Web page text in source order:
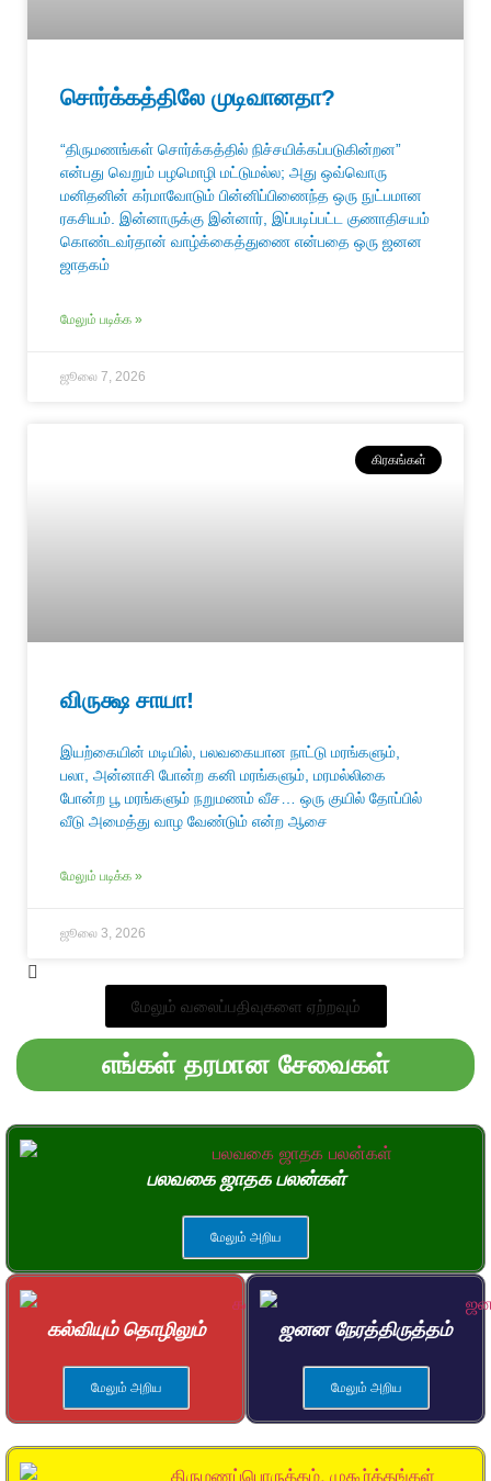
சொர்க்கத்திலே முடிவானதா?
“திருமணங்கள் சொர்க்கத்தில் நிச்சயிக்கப்படுகின்றன”
என்பது வெறும் பழமொழி மட்டுமல்ல; அது ஒவ்வொரு
மனிதனின் கர்மாவோடும் பின்னிப்பிணைந்த ஒரு நுட்பமான
ரகசியம். இன்னாருக்கு இன்னார், இப்படிப்பட்ட குணாதிசயம்
கொண்டவர்தான் வாழ்க்கைத்துணை என்பதை ஒரு ஜனன
ஜாதகம்
மேலும் படிக்க »
ஜூலை 7, 2026
கிரகங்கள்
விருக்ஷ சாயா!
இயற்கையின் மடியில், பலவகையான நாட்டு மரங்களும்,
பலா, அன்னாசி போன்ற கனி மரங்களும், மரமல்லிகை
போன்ற பூ மரங்களும் நறுமணம் வீச… ஒரு குயில் தோப்பில்
வீடு அமைத்து வாழ வேண்டும் என்ற ஆசை
மேலும் படிக்க »
ஜூலை 3, 2026
மேலும் வலைப்பதிவுகளை ஏற்றவும்
எங்கள் தரமான சேவைகள்
பலவகை ஜாதக பலன்கள்
மேலும் அறிய
கல்வியும் தொழிலும்
மேலும் அறிய
ஜனன நேரத்திருத்தம்
மேலும் அறிய